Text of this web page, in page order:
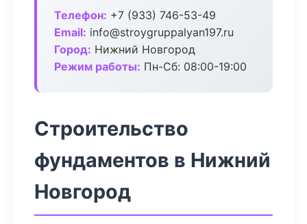
Телефон: +7 (933) 746-53-49
Email: info@stroygruppalyan197.ru
Город: Нижний Новгород
Режим работы: Пн-Сб: 08:00-19:00
Строительство
фундаментов в Нижний
Новгород